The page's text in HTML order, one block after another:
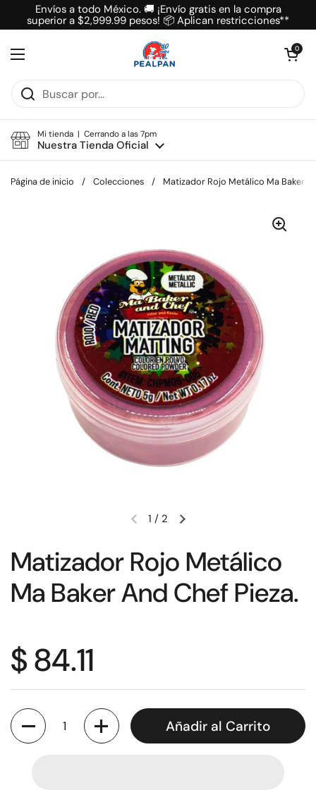
Ir al contenido
Envíos a todo México. 🚚 ¡Envío gratis en la compra
superior a $2,999.99 pesos! 📦 Aplican restricciones**
Abrir menú
Abrir carrito
0
Mi tienda | Cerrando a las 7pm
Nuestra Tienda Oficial
Página de inicio / Colecciones / Matizador Rojo Metálico Ma Baker
1 / 2
Matizador Rojo Metálico
Ma Baker And Chef Pieza.
$ 84.11
Cantidad
Añadir al Carrito